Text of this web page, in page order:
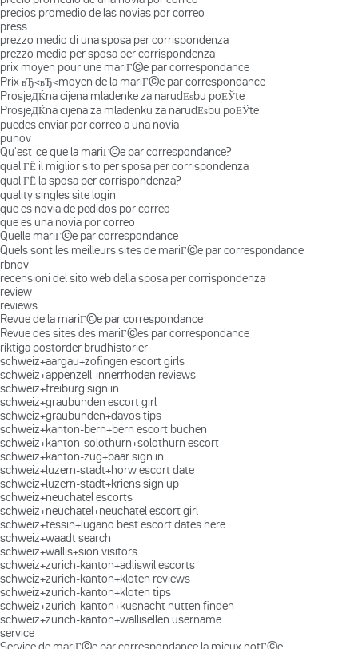
precios promedio de las novias por correo
press
prezzo medio di una sposa per corrispondenza
prezzo medio per sposa per corrispondenza
prix moyen pour une mariГ©e par correspondance
Prix вЂ‹вЂ‹moyen de la mariГ©e par correspondance
ProsjeДЌna cijena mladenke za narudЕѕbu poЕЎte
ProsjeДЌna cijena za mladenku za narudЕѕbu poЕЎte
puedes enviar por correo a una novia
punov
Qu'est-ce que la mariГ©e par correspondance?
qual ГЁ il miglior sito per sposa per corrispondenza
qual ГЁ la sposa per corrispondenza?
quality singles site login
que es novia de pedidos por correo
que es una novia por correo
Quelle mariГ©e par correspondance
Quels sont les meilleurs sites de mariГ©e par correspondance
rbnov
recensioni del sito web della sposa per corrispondenza
review
reviews
Revue de la mariГ©e par correspondance
Revue des sites des mariГ©es par correspondance
riktiga postorder brudhistorier
schweiz+aargau+zofingen escort girls
schweiz+appenzell-innerrhoden reviews
schweiz+freiburg sign in
schweiz+graubunden escort girl
schweiz+graubunden+davos tips
schweiz+kanton-bern+bern escort buchen
schweiz+kanton-solothurn+solothurn escort
schweiz+kanton-zug+baar sign in
schweiz+luzern-stadt+horw escort date
schweiz+luzern-stadt+kriens sign up
schweiz+neuchatel escorts
schweiz+neuchatel+neuchatel escort girl
schweiz+tessin+lugano best escort dates here
schweiz+waadt search
schweiz+wallis+sion visitors
schweiz+zurich-kanton+adliswil escorts
schweiz+zurich-kanton+kloten reviews
schweiz+zurich-kanton+kloten tips
schweiz+zurich-kanton+kusnacht nutten finden
schweiz+zurich-kanton+wallisellen username
service
Service de mariГ©e par correspondance la mieux notГ©e